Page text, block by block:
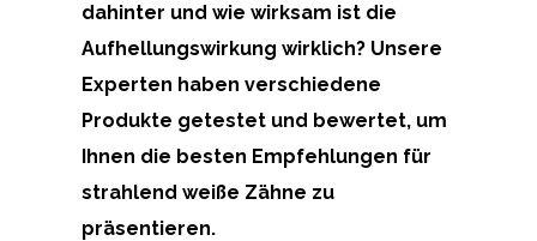
dahinter und wie wirksam ist die
Aufhellungswirkung wirklich? Unsere
Experten haben verschiedene
Produkte getestet und bewertet, um
Ihnen die besten Empfehlungen für
strahlend weiße Zähne zu
präsentieren.